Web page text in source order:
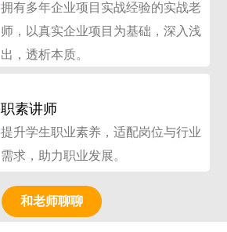
拥有多年企业项目实战经验的实战老
师，以真实企业项目为基础，深入浅
出，透析本质。
职素讲师
提升学生职业素养，适配岗位与行业
需求，助力职业发展。
和老师聊聊